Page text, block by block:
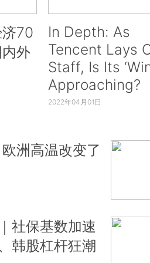
70
外
In Depth: As
Tencent Lays
Staff, Is Its
Approaching?
2022年04月01日
洲高温改变了
社保基数加速
韩股杠杆狂潮